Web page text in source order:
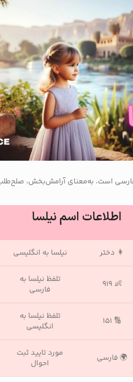
فارسی است، به‌معنای آرامش‌بخش،
اطلاعات اسم نیلسا
👩 دختر نیلسا به انگلیسی
👶 ۹۱۹
تلفظ نیلسا به
فارسی
🔢 ۱۵۱
تلفظ نیلسا به
انگلیسی
🌍 فارسی
مورد تایید ثبت
احوال